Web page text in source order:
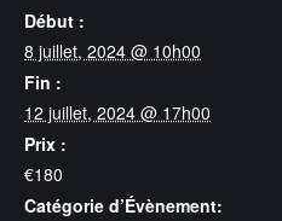
Début :
8 juillet, 2024 @ 10h00
Fin :
12 juillet, 2024 @ 17h00
Prix :
€180
Catégorie d’Évènement: